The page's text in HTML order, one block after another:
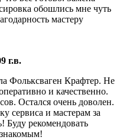
обошлись мне чуть
мастеру
г.в.
Фольксваген Крафтер. Не
и качественно.
Остался очень доволен.
сервиса и мастерам за
Буду рекомендовать